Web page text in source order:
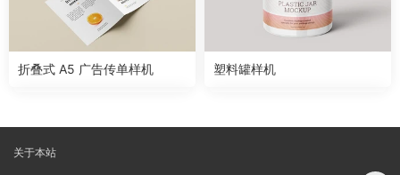
折叠式 A5 广告传单样机 塑料罐样机
关于本站